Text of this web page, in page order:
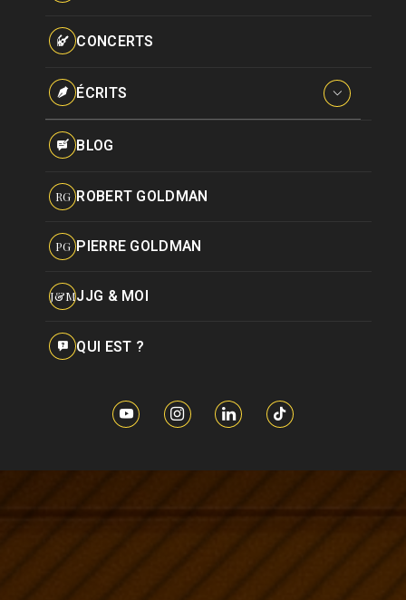
Pseudonymes
CONCERTS
ÉCRITS
Interviews
BLOG
RG ROBERT GOLDMAN
PG PIERRE GOLDMAN
J&MJJG & MOI
QUI EST ?